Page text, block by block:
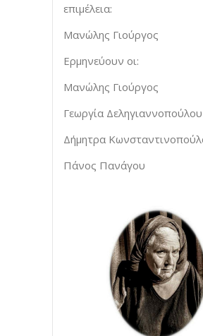
επιμέλεια:
Μανώλης Γιούργος
Ερμηνεύουν οι:
Μανώλης Γιούργος
Γεωργία Δεληγιαννοπούλου
Δήμητρα
Πάνος Πανάγου